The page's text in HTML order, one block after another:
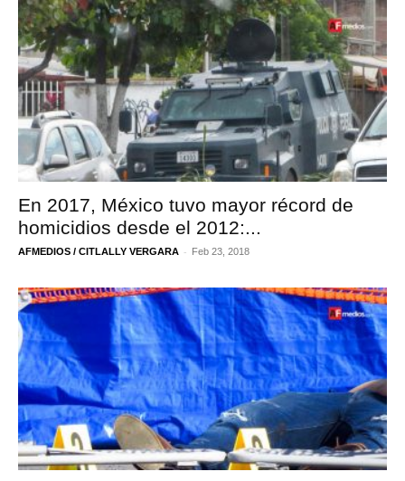
En 2017, México tuvo mayor récord de
homicidios desde el 2012:...
AFMEDIOS / CITLALLY VERGARA - Feb 23, 2018